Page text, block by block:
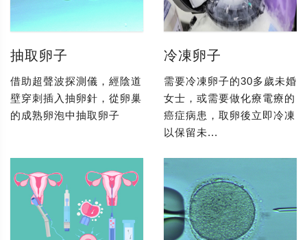
抽取卵子
借助超聲波探測儀，經陰道
壁穿刺插入抽卵針，從卵巢
的成熟卵泡中抽取卵子
冷凍卵子
需要冷凍卵子的30多歲未婚
女士，或需要做化療電療的
癌症病患，取卵後立即冷凍
以保留未...